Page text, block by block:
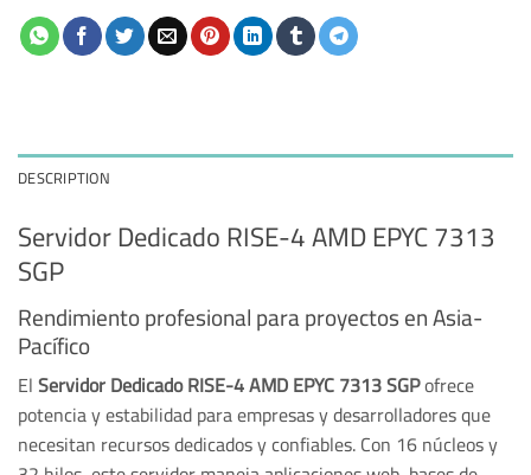
DESCRIPTION
Servidor Dedicado RISE-4 AMD EPYC 7313
SGP
Rendimiento profesional para proyectos en Asia-
Pacífico
ElServidor Dedicado RISE-4 AMD EPYC 7313 SGPofrece
potencia y estabilidad para empresas y desarrolladores que
necesitan recursos dedicados y confiables. Con 16 núcleos y